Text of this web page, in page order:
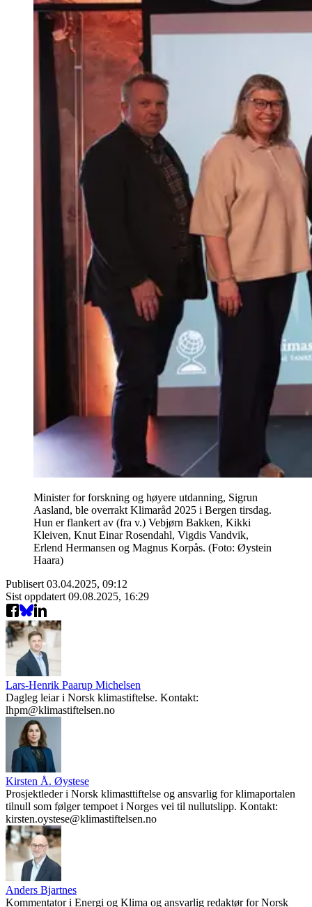
Minister for forskning og høyere utdanning, Sigrun
Aasland, ble overrakt Klimaråd 2025 i Bergen tirsdag.
Hun er flankert av (fra v.) Vebjørn Bakken, Kikki
Kleiven, Knut Einar Rosendahl, Vigdis Vandvik,
Erlend Hermansen og Magnus Korpås. (Foto: Øystein
Haara)
Publisert 03.04.2025, 09:12
Sist oppdatert 09.08.2025, 16:29
Lars-Henrik Paarup Michelsen
Dagleg leiar i Norsk klimastiftelse. Kontakt:
lhpm@klimastiftelsen.no
Kirsten Å. Øystese
Prosjektleder i Norsk klimasttiftelse og ansvarlig for klimaportalen
tilnull som følger tempoet i Norges vei til nullutslipp. Kontakt:
kirsten.oystese@klimastiftelsen.no
Anders Bjartnes
Kommentator i Energi og Klima og ansvarlig redaktør for Norsk